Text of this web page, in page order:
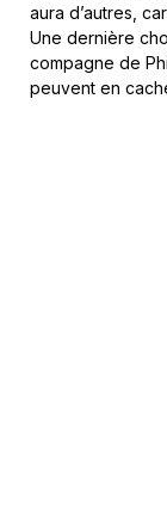
aura d’autres,
Une dernière
compagne de
peuvent en